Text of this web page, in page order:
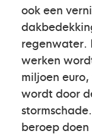
ook een
regenwater.
werken
miljoen
wordt door
beroep